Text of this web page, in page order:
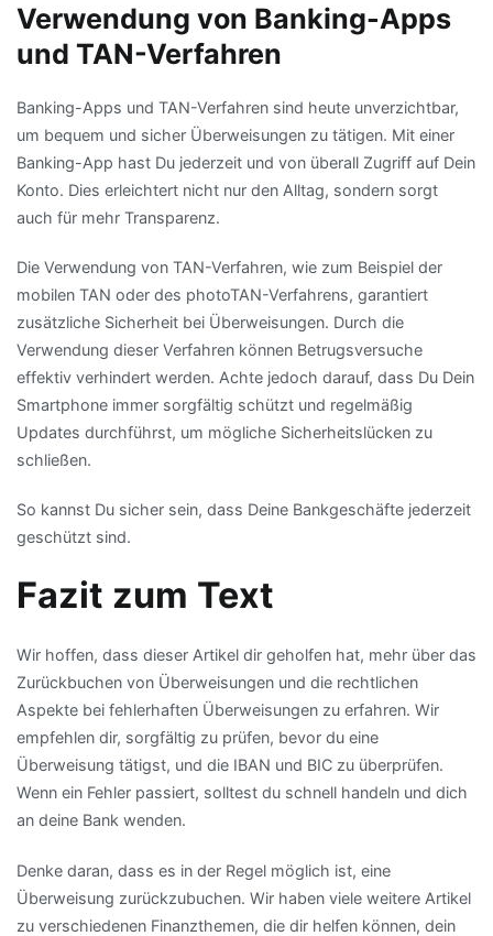
Verwendung von Banking-Apps
und TAN-Verfahren
Banking-Apps und TAN-Verfahren sind heute unverzichtbar,
um bequem und sicher Überweisungen zu tätigen. Mit einer
Banking-App hast Du jederzeit und von überall Zugriff auf Dein
Konto. Dies erleichtert nicht nur den Alltag, sondern sorgt
auch für mehr Transparenz.
Die Verwendung von TAN-Verfahren, wie zum Beispiel der
mobilen TAN oder des photoTAN-Verfahrens, garantiert
zusätzliche Sicherheit bei Überweisungen. Durch die
Verwendung dieser Verfahren können Betrugsversuche
effektiv verhindert werden. Achte jedoch darauf, dass Du Dein
Smartphone immer sorgfältig schützt und regelmäßig
Updates durchführst, um mögliche Sicherheitslücken zu
schließen.
So kannst Du sicher sein, dass Deine Bankgeschäfte jederzeit
geschützt sind.
Fazit zum Text
Wir hoffen, dass dieser Artikel dir geholfen hat, mehr über das
Zurückbuchen von Überweisungen und die rechtlichen
Aspekte bei fehlerhaften Überweisungen zu erfahren. Wir
empfehlen dir, sorgfältig zu prüfen, bevor du eine
Überweisung tätigst, und die IBAN und BIC zu überprüfen.
Wenn ein Fehler passiert, solltest du schnell handeln und dich
an deine Bank wenden.
Denke daran, dass es in der Regel möglich ist, eine
Überweisung zurückzubuchen. Wir haben viele weitere Artikel
zu verschiedenen Finanzthemen, die dir helfen können, dein